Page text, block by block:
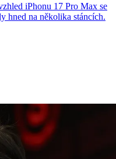
iPhonu 17 Pro Max se
hned na několika stáncích.